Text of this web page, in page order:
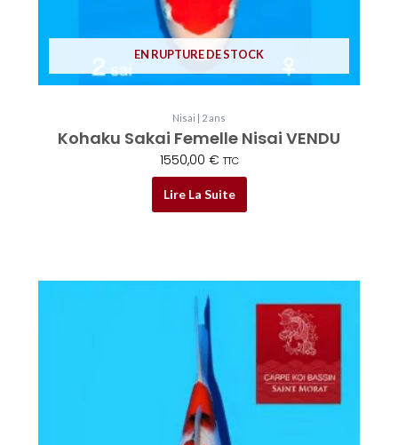
EN RUPTURE DE STOCK
Nisai | 2 ans
Kohaku Sakai Femelle Nisai VENDU
1550,00 € TTC
Lire La Suite